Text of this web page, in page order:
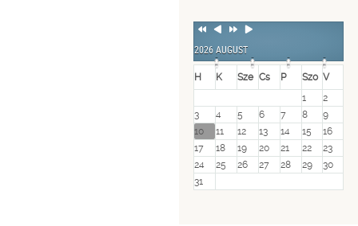
Previous
Previous
NextNext
2026 AUGUST
H K Sze Cs P Szo V
1
2
3
4 5 6 7 8
9
10
11 12 13 14 15
16
17
18 19 20 21 22
23
24
25 26 27 28 29
30
31